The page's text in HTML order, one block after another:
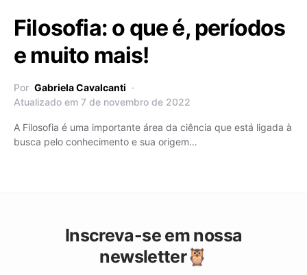
Filosofia: o que é, períodos
e muito mais!
Por Gabriela Cavalcanti
Atualizado em 7 de novembro de 2022
A Filosofia é uma importante área da ciência que está ligada à
busca pelo conhecimento e sua origem…
Inscreva-se em nossa
newsletter🦉